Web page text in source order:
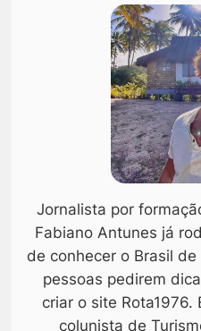
Jornalista por
Fabiano Antunes já
de conhecer o Brasil
pessoas pedirem
criar o site Rota1976.
colunista de